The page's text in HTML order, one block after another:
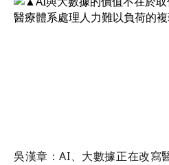
吳漢章：AI、大數據正在改寫